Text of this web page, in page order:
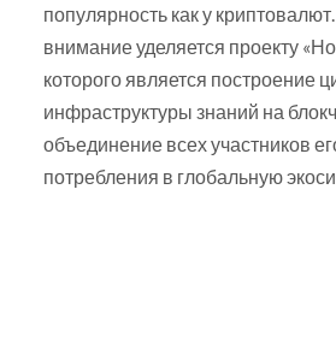
популярность как у
внимание уделяется проекту
которого является построение
инфраструктуры знаний на
объединение всех участников
потребления в глобальную